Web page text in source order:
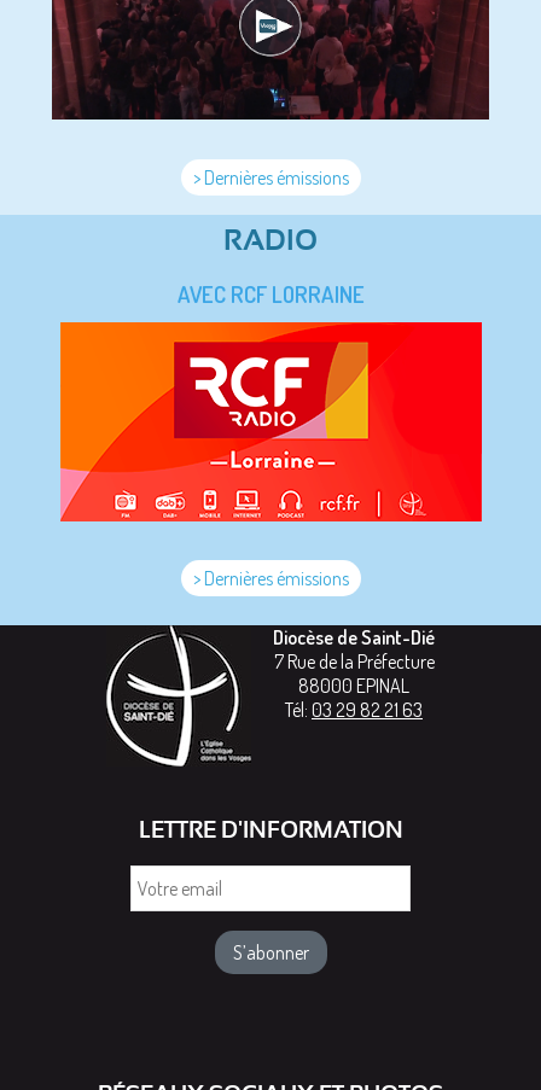
> Dernières émissions
RADIO
AVEC RCF LORRAINE
> Dernières émissions
Diocèse de Saint-Dié
7 Rue de la Préfecture
88000 EPINAL
Tél: 03 29 82 21 63
LETTRE D'INFORMATION